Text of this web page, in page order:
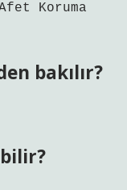
Koruma
bakılır?